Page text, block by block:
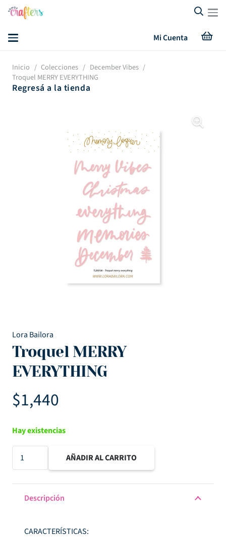
Mi Cuenta
Inicio / Colecciones / December Vibes /
Troquel MERRY EVERYTHING
Regresá a la tienda
Lora Bailora
Troquel MERRY
EVERYTHING
$1,440
Hay existencias
Troquel
MERRY
cantidad
AÑADIR AL CARRITO
Descripción
CARACTERÍSTICAS: